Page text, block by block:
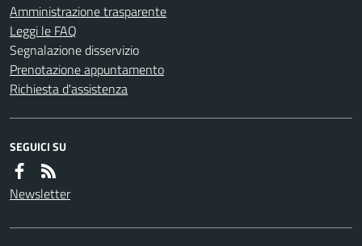
Amministrazione trasparente
Leggi le FAQ
Segnalazione disservizio
Prenotazione appuntamento
Richiesta d'assistenza
SEGUICI SU
Newsletter